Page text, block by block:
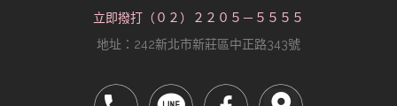
立即撥打（０２）２２０５－５５５５
地址：242新北市新莊區中正路343號